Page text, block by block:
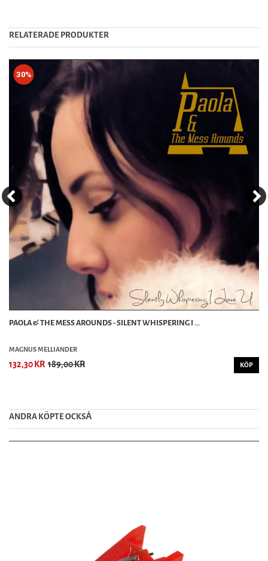
RELATERADE PRODUKTER
30%
PAOLA & THE MESS AROUNDS - SILENT WHISPERING I ...
MAGNUS MELLIANDER
132,30 KR 189,00 KR KÖP
ANDRA KÖPTE OCKSȦ